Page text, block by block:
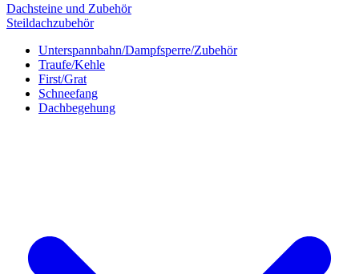
Dachsteine und Zubehör
Steildachzubehör
Unterspannbahn/Dampfsperre/Zubehör
Traufe/Kehle
First/Grat
Schneefang
Dachbegehung